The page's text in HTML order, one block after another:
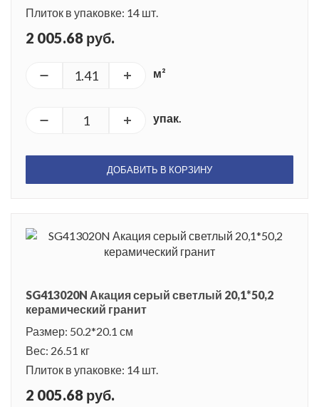
Плиток в упаковке: 14 шт.
2 005.68 руб.
м²
упак.
ДОБАВИТЬ В КОРЗИНУ
SG413020N Акация серый светлый 20,1*50,2
керамический гранит
Размер: 50.2*20.1 см
Вес: 26.51 кг
Плиток в упаковке: 14 шт.
2 005.68 руб.